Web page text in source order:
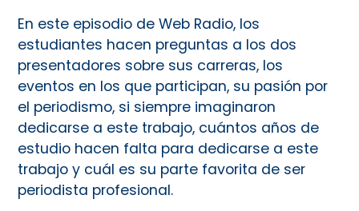
En este episodio de Web Radio, los
estudiantes hacen preguntas a los dos
presentadores sobre sus carreras, los
eventos en los que participan, su pasión por
el periodismo, si siempre imaginaron
dedicarse a este trabajo, cuántos años de
estudio hacen falta para dedicarse a este
trabajo y cuál es su parte favorita de ser
periodista profesional.